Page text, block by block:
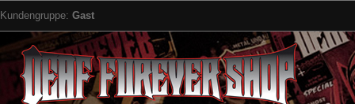
Kundengruppe: Gast